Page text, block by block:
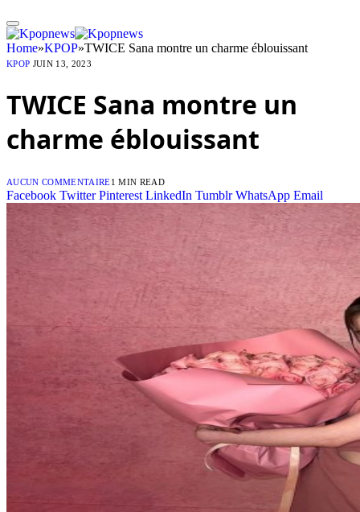
Home»KPOP»TWICE Sana montre un charme éblouissant
KPOP JUIN 13, 2023
TWICE Sana montre un
charme éblouissant
AUCUN COMMENTAIRE1 MIN READ
Facebook Twitter Pinterest LinkedIn Tumblr WhatsApp Email